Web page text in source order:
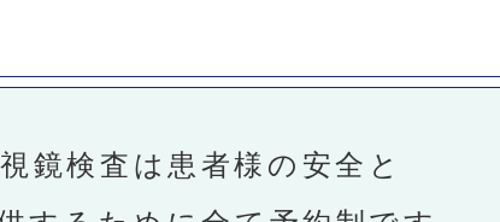
鏡検査は 患者様の安全と